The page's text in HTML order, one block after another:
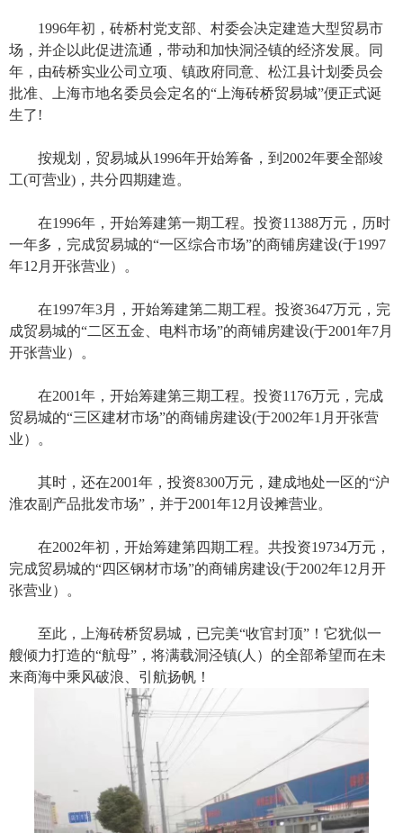
1996年初，砖桥村党支部、村委会决定建造大型贸易市
场，并企以此促进流通，带动和加快洞泾镇的经济发展。同
年，由砖桥实业公司立项、镇政府同意、松江县计划委员会
批准、上海市地名委员会定名的“上海砖桥贸易城”便正式诞
生了!
按规划，贸易城从1996年开始筹备，到2002年要全部竣
工(可营业)，共分四期建造。
在1996年，开始筹建第一期工程。投资11388万元，历时
一年多，完成贸易城的“一区综合市场”的商铺房建设(于1997
年12月开张营业）。
在1997年3月，开始筹建第二期工程。投资3647万元，完
成贸易城的“二区五金、电料市场”的商铺房建设(于2001年7月
开张营业）。
在2001年，开始筹建第三期工程。投资1176万元，完成
贸易城的“三区建材市场”的商铺房建设(于2002年1月开张营
业）。
其时，还在2001年，投资8300万元，建成地处一区的“沪
淮农副产品批发市场”，并于2001年12月设摊营业。
在2002年初，开始筹建第四期工程。共投资19734万元，
完成贸易城的“四区钢材市场”的商铺房建设(于2002年12月开
张营业）。
至此，上海砖桥贸易城，已完美“收官封顶”！它犹似一
艘倾力打造的“航母”，将满载洞泾镇(人）的全部希望而在未
来商海中乘风破浪、引航扬帆！